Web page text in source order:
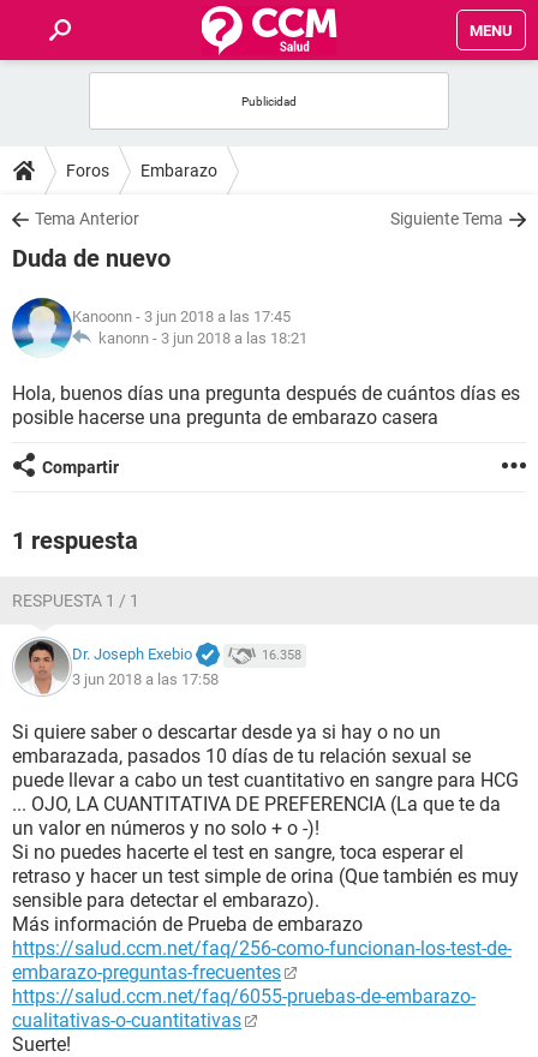
MENU
FOROS
SALUD
NUTRICIÓN
BIENESTAR
SEXUALIDAD
Foros Embarazo
Tema Anterior Siguiente Tema
Duda de nuevo
Kanoonn - 3 jun 2018 a las 17:45
kanonn - 3 jun 2018 a las 18:21
Hola, buenos días una pregunta después de cuántos días es
posible hacerse una pregunta de embarazo casera
Compartir
1 respuesta
RESPUESTA 1 / 1
Dr. Joseph Exebio 16.358
3 jun 2018 a las 17:58
Si quiere saber o descartar desde ya si hay o no un
embarazada, pasados 10 días de tu relación sexual se
puede llevar a cabo un test cuantitativo en sangre para HCG
... OJO, LA CUANTITATIVA DE PREFERENCIA (La que te da
un valor en números y no solo + o -)!
Si no puedes hacerte el test en sangre, toca esperar el
retraso y hacer un test simple de orina (Que también es muy
sensible para detectar el embarazo).
Más información de Prueba de embarazo
https://salud.ccm.net/faq/256-como-funcionan-los-test-de-
embarazo-preguntas-frecuentes
https://salud.ccm.net/faq/6055-pruebas-de-embarazo-
cualitativas-o-cuantitativas
Suerte!